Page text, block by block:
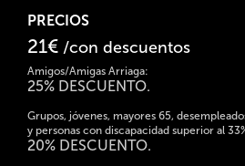
PRECIOS
21€ /con descuentos
Amigos/Amigas Arriaga:
25% DESCUENTO.
Grupos, jóvenes, mayores 65,
y personas con discapacidad superior al
20% DESCUENTO.